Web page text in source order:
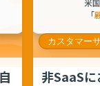
コンサル・ト
コンサルテ
ブートキャ
カスタマー
非SaaS